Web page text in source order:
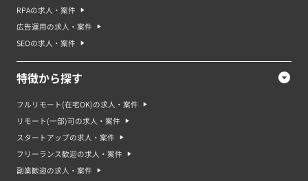
RPAの求人・案件
広告運用の求人・案件
SEOの求人・案件
特徴から探す
フルリモート(在宅OK)の求人・案件
リモート(一部)可の求人・案件
スタートアップの求人・案件
フリーランス歓迎の求人・案件
副業歓迎の求人・案件